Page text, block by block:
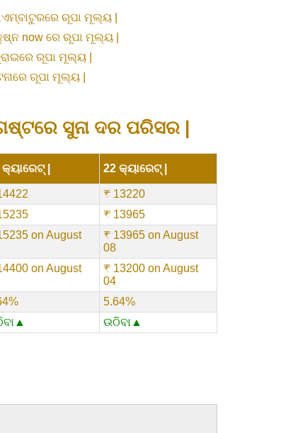
ରୂପା ମୂଲ୍ୟ |
now ରେ ରୂପା ମୂଲ୍ୟ |
ରୂପା ମୂଲ୍ୟ |
ରୂପା ମୂଲ୍ୟ |
ସୁନା ଦର ପରିସର |
| 22 କ୍ୟାରେଟ୍ |
₹ 13220
₹ 13965
on August
₹ 13965 on August
08
on August
₹ 13200 on August
04
5.64%
ଉଠିବା▲